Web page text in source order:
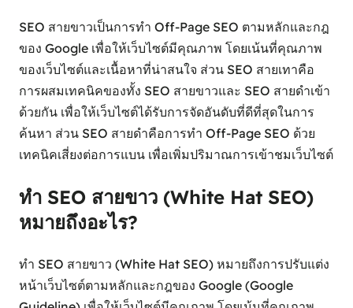
SEO สายขาวเป็นการทำ Off-Page SEO ตามหลักและกฎ
ของ Google เพื่อให้เว็บไซต์มีคุณภาพ โดยเน้นที่คุณภาพ
ของเว็บไซต์และเนื้อหาที่น่าสนใจ ส่วน SEO สายเทาคือ
การผสมเทคนิคของทั้ง SEO สายขาวและ SEO สายดำเข้า
ด้วยกัน เพื่อให้เว็บไซต์ได้รับการจัดอันดับที่ดีที่สุดในการ
ค้นหา ส่วน SEO สายดำคือการทำ Off-Page SEO ด้วย
เทคนิคเสี่ยงต่อการแบน เพื่อเพิ่มปริมาณการเข้าชมเว็บไซต์
ทำ SEO สายขาว (White Hat SEO)
หมายถึงอะไร?
ทำ SEO สายขาว (White Hat SEO) หมายถึงการปรับแต่ง
หน้าเว็บไซต์ตามหลักและกฎของ Google (Google